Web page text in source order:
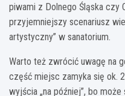
piwami z Dolnego Śląska czy
przyjemniejszy scenariusz
artystyczny” w sanatorium.
Warto też zwrócić uwagę na
część miejsc zamyka się ok.
wyjścia „na później”, bo